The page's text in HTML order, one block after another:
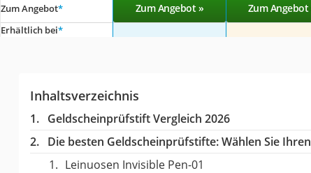
Zum Angebot* Zum Angebot » Zum Angebot
Erhältlich bei*
Inhaltsverzeichnis
Geldscheinprüfstift Vergleich 2026
Die besten Geldscheinprüfstifte:Wählen Sie
Leinuosen Invisible Pen-01